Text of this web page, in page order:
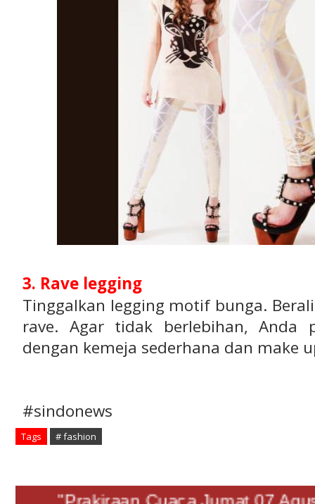
3. Rave legging
Tinggalkan legging motif bunga.
rave. Agar tidak berlebihan, Anda
dengan kemeja sederhana dan make
#sindonews
Tags # fashion
"Prakiraan Cuaca Jumat 07